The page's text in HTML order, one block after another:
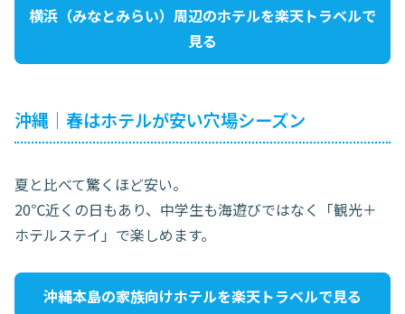
横浜（みなとみらい）周辺のホテルを楽天トラベルで
見る
沖縄｜春はホテルが安い穴場シーズン
夏と比べて驚くほど安い。
20℃近くの日もあり、中学生も海遊びではなく「観光＋
ホテルステイ」で楽しめます。
沖縄本島の家族向けホテルを楽天トラベルで見る